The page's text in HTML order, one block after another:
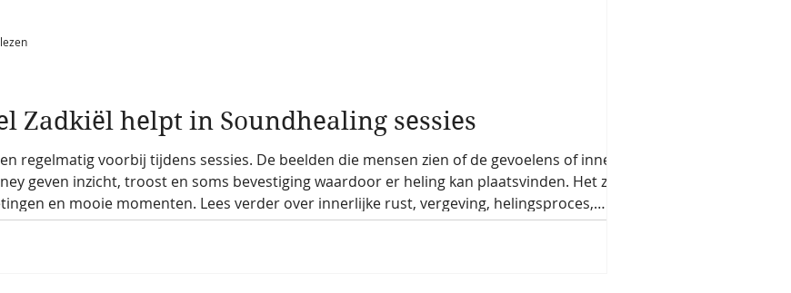
Zadkiël helpt in Soundhealing sessies
regelmatig voorbij tijdens sessies. De beelden die mensen zien of de gevoelens of innerlijk
geven inzicht, troost en soms bevestiging waardoor er heling kan plaatsvinden. Het zorgt
en mooie momenten. Lees verder over innerlijke rust, vergeving, helingsproces,